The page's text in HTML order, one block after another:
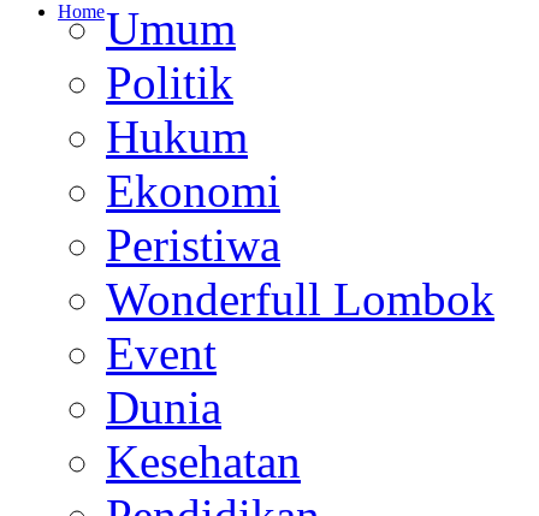
HomeUmum
Politik
Hukum
Ekonomi
Peristiwa
Wonderfull Lombok
Event
Dunia
Kesehatan